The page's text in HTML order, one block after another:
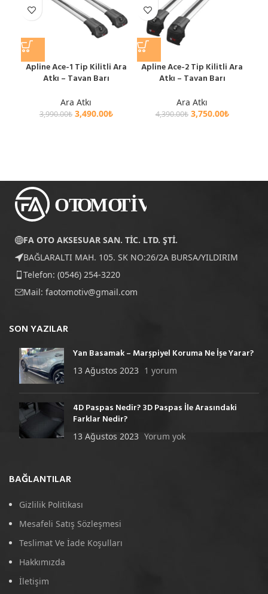
Apline Ace-1 Tip Kilitli Ara
Atkı – Tavan Barı
Ara Atkı
3,990.00₺ 3,490.00₺
Apline Ace-2 Tip Kilitli Ara
Atkı – Tavan Barı
Ara Atkı
4,390.00₺ 3,750.00₺
FA OTO AKSESUAR SAN. TİC. LTD. ŞTİ.
BAĞLARALTI MAH. 105. SK NO:26/2A BURSA/YILDIRIM
Telefon: (0546) 254-3220
Mail: faotomotiv@gmail.com
SON YAZILAR
Yan Basamak – Marşpiyel Koruma Ne İşe Yarar?
13 Ağustos 2023 1 yorum
4D Paspas Nedir? 3D Paspas İle Arasındaki
Farklar Nedir?
13 Ağustos 2023 Yorum yok
BAĞLANTILAR
Gizlilik Politikası
Mesafeli Satış Sözleşmesi
Teslimat Ve İade Koşulları
Hakkımızda
İletişim